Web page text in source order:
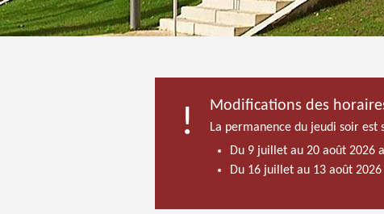
Modifications des
La permanence du jeudi soir est
Du 9 juillet au 20 août 2026
Du 16 juillet au 13 août